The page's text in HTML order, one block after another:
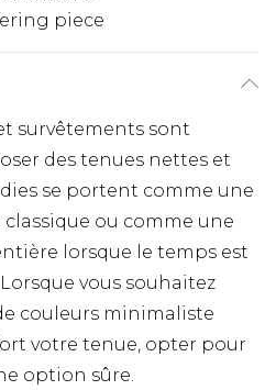
piece
survêtements sont
des tenues nettes et
se portent comme une
ou comme une
lorsque le temps est
vous souhaitez
couleurs minimaliste
votre tenue, opter pour
option sûre.